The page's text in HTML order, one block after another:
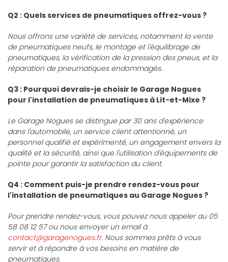
Q2 : Quels services de pneumatiques offrez-vous ?
Nous offrons une variété de services, notamment la vente
de pneumatiques neufs, le montage et l'équilibrage de
pneumatiques, la vérification de la pression des pneus, et la
réparation de pneumatiques endommagés.
Q3 : Pourquoi devrais-je choisir le Garage Nogues
pour l'installation de pneumatiques à Lit-et-Mixe ?
Le Garage Nogues se distingue par 30 ans d'expérience
dans l'automobile, un service client attentionné, un
personnel qualifié et expérimenté, un engagement envers la
qualité et la sécurité, ainsi que l'utilisation d'équipements de
pointe pour garantir la satisfaction du client.
Q4 : Comment puis-je prendre rendez-vous pour
l'installation de pneumatiques au Garage Nogues ?
Pour prendre rendez-vous, vous pouvez nous appeler au 05
58 08 12 57 ou nous envoyer un email à
contact@garagenogues.fr. Nous sommes prêts à vous
servir et à répondre à vos besoins en matière de
pneumatiques.